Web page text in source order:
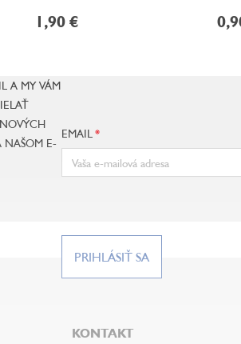
1,90 €
A MY VÁM
NAŠOM E-
EMAIL
PRIHLÁSIŤ SA
KONTAKT